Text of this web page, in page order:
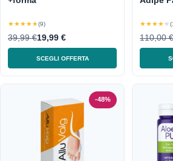
★★★★★(9)
39,99 €19,99 €
SCEGLI OFFERTA
★★★★★
110,00 €
-48%